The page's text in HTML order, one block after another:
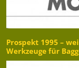
Prospekt 1995 –
Werkzeuge für